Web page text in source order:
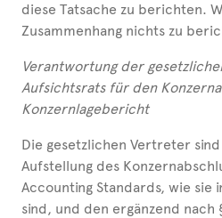
diese Tatsache zu berichten.
Zusammenhang nichts zu
Verantwortung der
Aufsichtsrats für den
Konzernlagebericht
Die gesetzlichen Vertreter
Aufstellung des
Accounting Standards, wie sie
sind, und den ergänzend nach